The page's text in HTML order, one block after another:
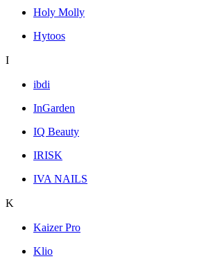
Holy Molly
Hytoos
I
ibdi
InGarden
IQ Beauty
IRISK
IVA NAILS
K
Kaizer Pro
Klio